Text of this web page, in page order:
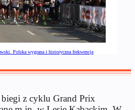
Polska wygrana i historyczna frekwencja
biegi z cyklu Grand Prix